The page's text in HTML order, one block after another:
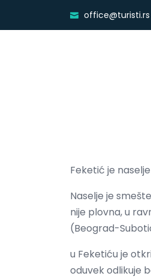
office@turisti.rs
Feketić je
Naselje je
nije plovna, u
(Beograd-
u Feketiću je
oduvek odlikuje